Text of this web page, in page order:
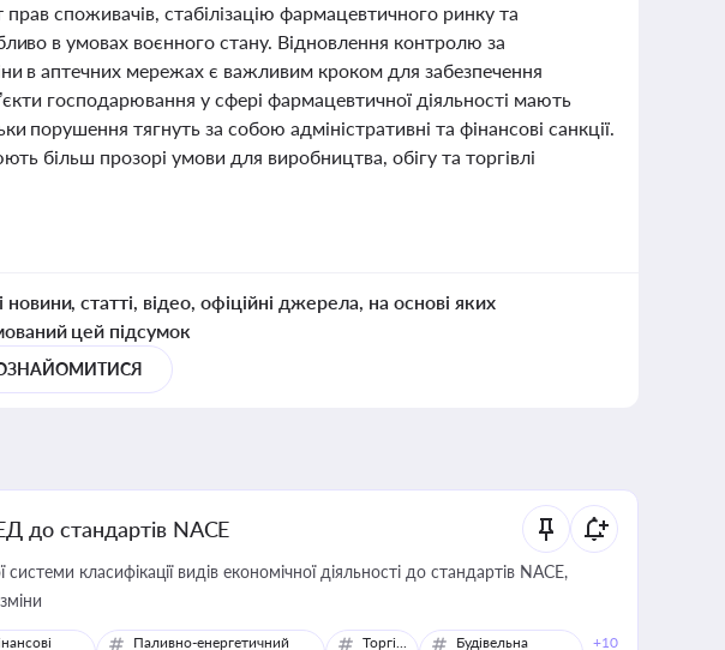
прав споживачів, стабілізацію фармацевтичного ринку та
в умовах воєнного стану. Відновлення контролю за
в аптечних мережах є важливим кроком для забезпечення
господарювання у сфері фармацевтичної діяльності мають
порушення тягнуть за собою адміністративні та фінансові санкції.
більш прозорі умови для виробництва, обігу та торгівлі
статті, відео, офіційні джерела, на основі яких
цей підсумок
до стандартів NACE
класифікації видів економічної діяльності до стандартів NACE,
Паливно-енергетичний
Торгівля
Будівельна
+10